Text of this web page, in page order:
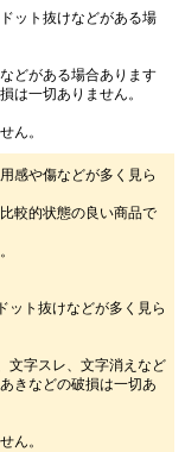
ット抜けなどがある場
どがある場合あります
は一切ありません。
ん。
感や傷などが多く見ら
較的状態の良い商品で
ット抜けなどが多く見ら
文字スレ、文字消えなど
きなどの破損は一切あ
ん。